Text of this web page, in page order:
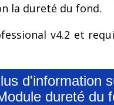
la dureté du fond.
v4.2 et
d'information
dureté du